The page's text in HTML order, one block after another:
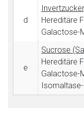
d
Hereditäre
Galactose-
e
Sucrose
Hereditäre
Galactose-